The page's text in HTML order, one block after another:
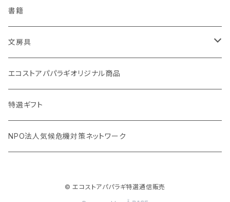
Ecoffee Cup（環境にやさしい竹素材）
stojo(折り畳めて何度でも使用できるコーヒーカップ)
オリーブウッド カッティングボード
調理用品
分づき米（1回購入）
国産シャンプーバー・コンディショナーバー
アメニティー・バス用品
天然素材のブラシ、掃除道具
生理用品
虫除けグッズ
書籍
文房具
バナナペーパーグッズ
天然素材の消しゴム
エコストアパパラギオリジナル商品
特選ギフト
NPO法人気候危機対策ネットワーク
© エコストアパパラギ特選通信販売